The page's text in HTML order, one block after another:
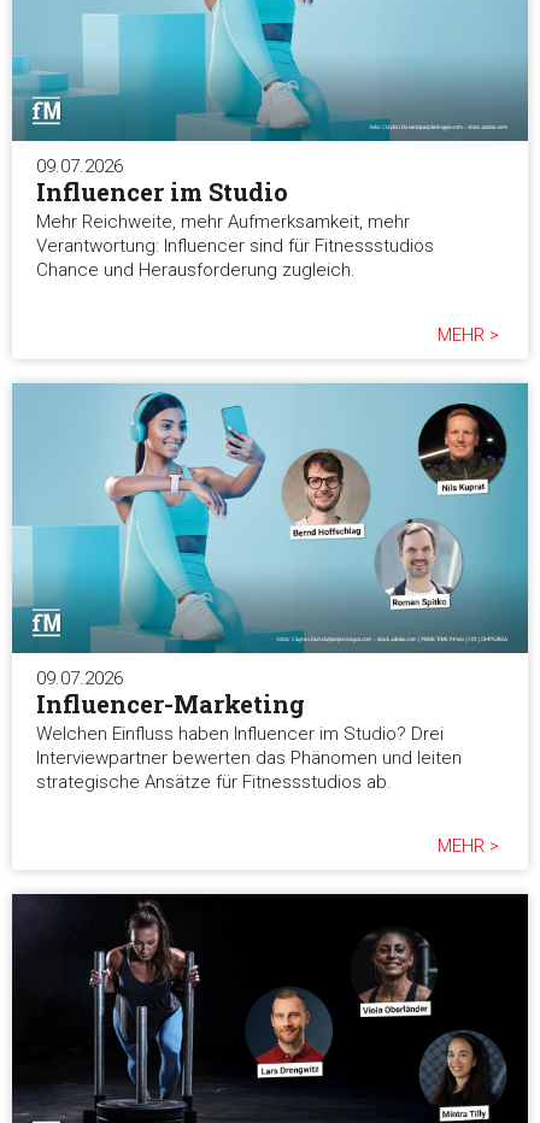
09.07.2026
Influencer im Studio
Mehr Reichweite, mehr Aufmerksamkeit, mehr
Verantwortung: Influencer sind für Fitnessstudios
Chance und Herausforderung zugleich.
MEHR >
09.07.2026
Influencer-Marketing
Welchen Einfluss haben Influencer im Studio? Drei
Interviewpartner bewerten das Phänomen und leiten
strategische Ansätze für Fitnessstudios ab.
MEHR >